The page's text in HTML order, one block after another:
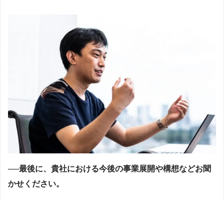
──最後に、貴社における今後の事業展開や構想などお聞
かせください。